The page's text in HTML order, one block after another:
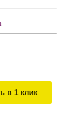
в 1 клик